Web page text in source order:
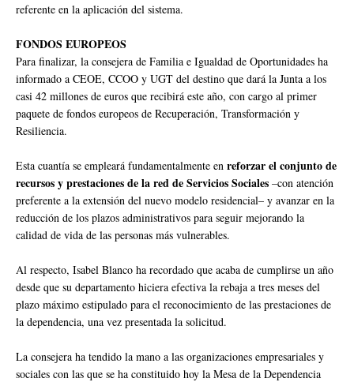
referente en la aplicación del sistema.
FONDOS EUROPEOS
Para finalizar, la consejera de Familia e Igualdad de Oportunidades ha
informado a CEOE, CCOO y UGT del destino que dará la Junta a los
casi 42 millones de euros que recibirá este año, con cargo al primer
paquete de fondos europeos de Recuperación, Transformación y
Resiliencia.
Esta cuantía se empleará fundamentalmente en reforzar el conjunto de
recursos y prestaciones de la red de Servicios Sociales –con atención
preferente a la extensión del nuevo modelo residencial– y avanzar en la
reducción de los plazos administrativos para seguir mejorando la
calidad de vida de las personas más vulnerables.
Al respecto, Isabel Blanco ha recordado que acaba de cumplirse un año
desde que su departamento hiciera efectiva la rebaja a tres meses del
plazo máximo estipulado para el reconocimiento de las prestaciones de
la dependencia, una vez presentada la solicitud.
La consejera ha tendido la mano a las organizaciones empresariales y
sociales con las que se ha constituido hoy la Mesa de la Dependencia